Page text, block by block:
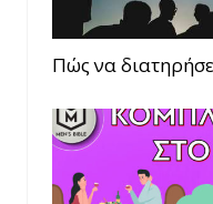
Πώς να